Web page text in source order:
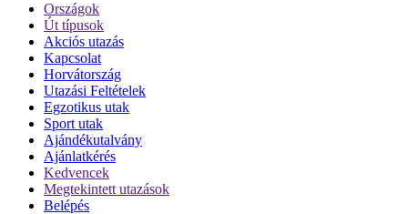
Országok
Út típusok
Akciós utazás
Kapcsolat
Horvátország
Utazási Feltételek
Egzotikus utak
Sport utak
Ajándékutalvány
Ajánlatkérés
Kedvencek
Megtekintett utazások
Belépés